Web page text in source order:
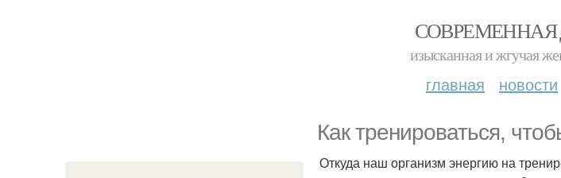
изысканная и жгучая
главная новости
Как тренироваться,
Откуда наш организм энергию на